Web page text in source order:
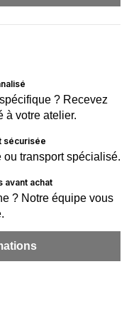
? Recevez
à votre atelier.
sécurisée
transport spécialisé.
avant achat
? Notre équipe vous